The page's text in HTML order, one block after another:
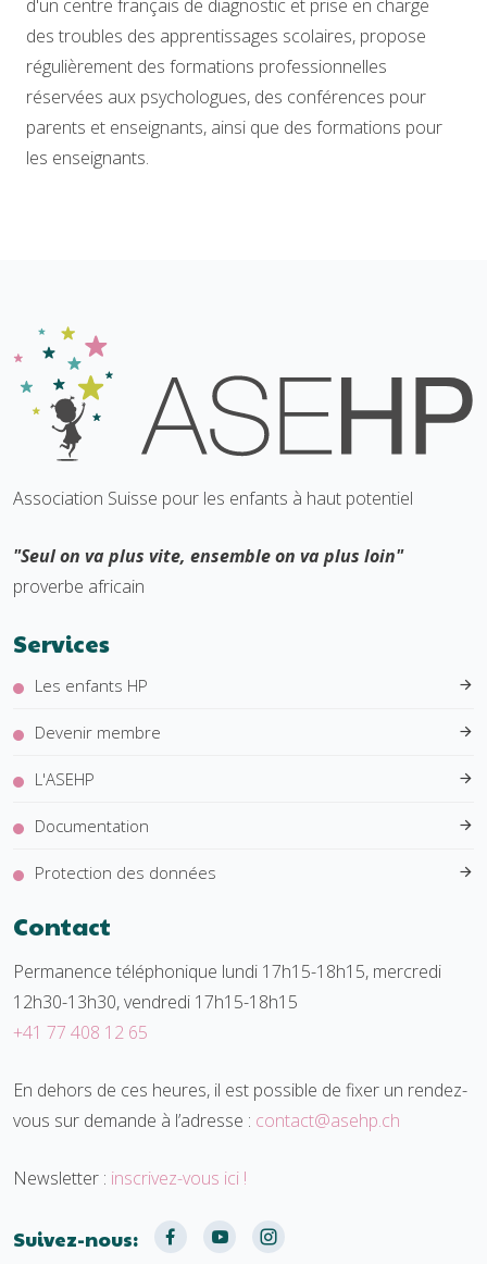
d'un centre français de diagnostic et prise en charge
des troubles des apprentissages scolaires, propose
régulièrement des formations professionnelles
réservées aux psychologues, des conférences pour
parents et enseignants, ainsi que des formations pour
les enseignants.
Association Suisse pour les enfants à haut potentiel
"Seul on va plus vite, ensemble on va plus loin"
proverbe africain
Services
Les enfants HP
Devenir membre
L'ASEHP
Documentation
Protection des données
Contact
Permanence téléphonique lundi 17h15-18h15, mercredi
12h30-13h30, vendredi 17h15-18h15
+41 77 408 12 65
En dehors de ces heures, il est possible de fixer un rendez-
vous sur demande à l’adresse : contact@asehp.ch
Newsletter : inscrivez-vous ici !
Suivez-nous: